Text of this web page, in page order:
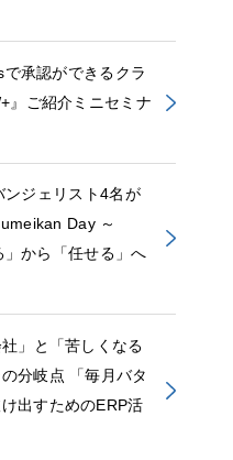
で承認ができるクラ
』ご紹介ミニセミナ
ンジェリスト4名が
Day ～
から「任せる」へ
」と「苦しくなる
分岐点 「毎月バタ
出すためのERP活